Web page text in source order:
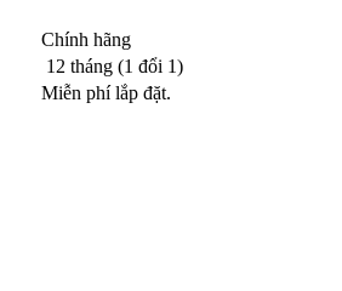
Chính hãng
12 tháng (1 đổi 1)
Miễn phí lắp đặt.